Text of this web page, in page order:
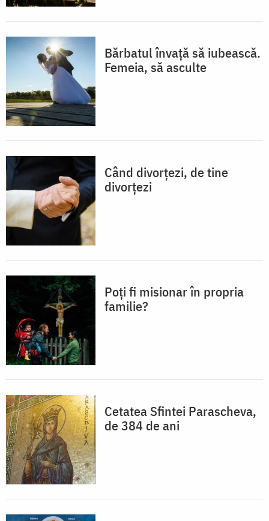
Bărbatul învață să iubească.
Femeia, să asculte
Când divorțezi, de tine
divorțezi
Poți fi misionar în propria
familie?
Cetatea Sfintei Parascheva,
de 384 de ani